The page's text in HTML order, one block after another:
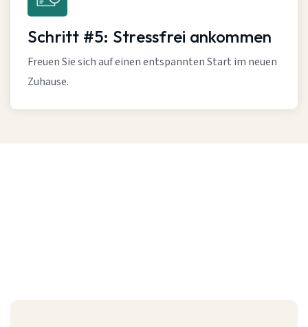
Schritt #5: Stressfrei ankommen
Freuen Sie sich auf einen entspannten Start im neuen
Zuhause.